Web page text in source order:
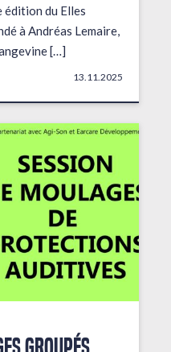
édition du Elles
à Andréas Lemaire,
[…]
13.11.2025